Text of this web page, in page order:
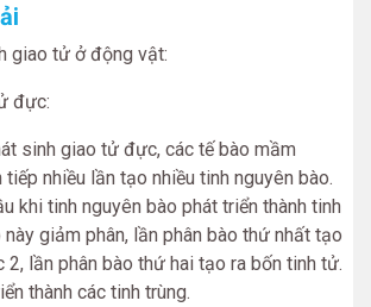
giao tử ở động vật:
đực:
sinh giao tử đực, các tế bào mầm
nhiều lần tạo nhiều tinh nguyên bào.
khi tinh nguyên bào phát triển thành tinh
giảm phân, lần phân bào thứ nhất tạo
2, lần phân bào thứ hai tạo ra bốn tinh tử.
thành các tinh trùng.